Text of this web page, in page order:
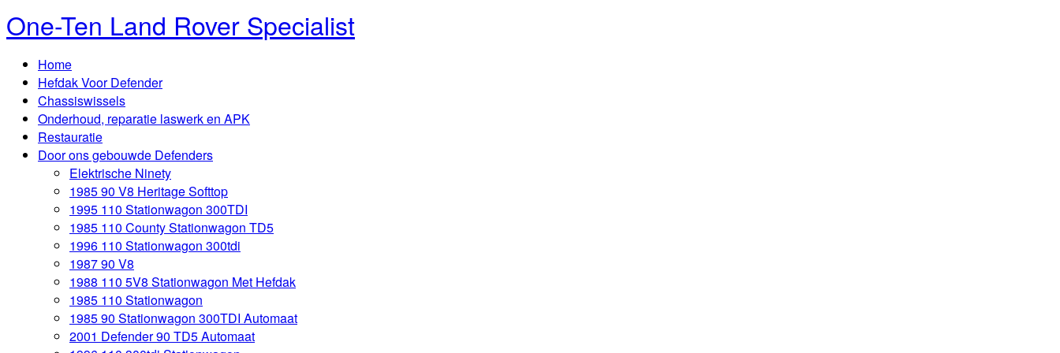
One-Ten Land Rover Specialist
Home
Hefdak Voor Defender
Chassiswissels
Onderhoud, reparatie laswerk en APK
Restauratie
Door ons gebouwde Defenders
Elektrische Ninety
1985 90 V8 Heritage Softtop
1995 110 Stationwagon 300TDI
1985 110 County Stationwagon TD5
1996 110 Stationwagon 300tdi
1987 90 V8
1988 110 5V8 Stationwagon Met Hefdak
1985 110 Stationwagon
1985 90 Stationwagon 300TDI Automaat
2001 Defender 90 TD5 Automaat